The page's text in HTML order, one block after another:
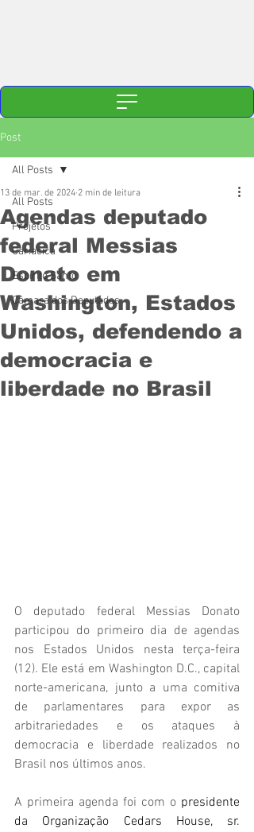
Post
All Posts
Projetos
Cariacica
Espírito Santo
Câmara dos Deputados
All Posts
Agendas deputado
federal Messias
Donato em
Washington, Estados
Unidos, defendendo a
democracia e
liberdade no Brasil
13 de mar. de 2024 2 min de leitura
O deputado federal Messias Donato
participou do primeiro dia de agendas
nos Estados Unidos nesta terça-feira
(12). Ele está em Washington D.C., capital
norte-americana, junto a uma comitiva
de parlamentares para expor as
arbitrariedades e os ataques à
democracia e liberdade realizados no
Brasil nos últimos anos.
A primeira agenda foi com o presidente
da Organização Cedars House, sr.